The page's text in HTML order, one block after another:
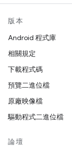
版本
Android 程式庫
相關規定
下載程式碼
預覽二進位檔
原廠映像檔
驅動程式二進位檔
論壇